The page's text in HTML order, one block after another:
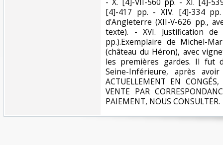
[4]-417 pp. - XIV. [4]-334
d'Angleterre (XII-V-626 pp.,
texte). - XVI. Justification
pp.).Exemplaire de Michel-
(château du Héron), avec
les premières gardes. Il fut
Seine-Inférieure, après
ACTUELLEMENT EN
VENTE PAR
PAIEMENT, NOUS CONSULTER.‎